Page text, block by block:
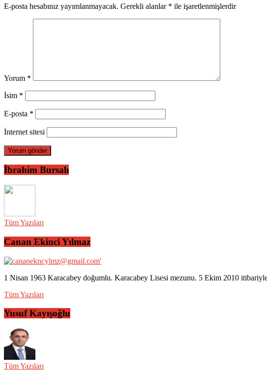
E-posta hesabınız yayımlanmayacak. Gerekli alanlar * ile işaretlenmişlerdir
Yorum *
İsim *
E-posta *
İnternet sitesi
İbrahim Bursalı
Tüm Yazıları
Canan Ekinci Yılmaz
1 Nisan 1963 Karacabey doğumlu. Karacabey Lisesi mezunu. 5 Ekim 2010
Tüm Yazıları
Yusuf Kayışoğlu
Tüm Yazıları